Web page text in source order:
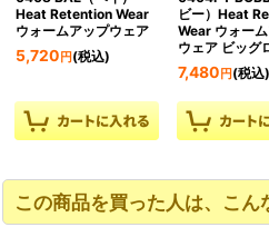
Heat Retention Wear
ウォームアップウェア
5,720 円 (税込)
ビー）Heat
Wear ウォー
ウェア ビッグ
7,480 円(税込)
この商品を買った人は、こ